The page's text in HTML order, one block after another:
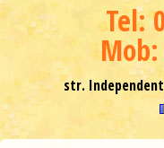
Теl:
str.